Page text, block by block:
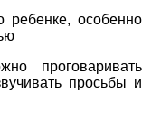
особенно
проговаривать
просьбы и